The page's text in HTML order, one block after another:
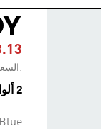
2 ألوان متوفرة